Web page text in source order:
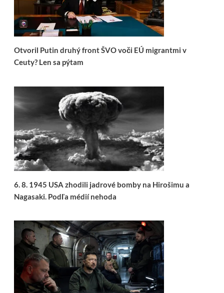
Otvoril Putin druhý front ŠVO voči EÚ migrantmi v
Ceuty? Len sa pýtam
6. 8. 1945 USA zhodili jadrové bomby na Hirošimu a
Nagasaki. Podľa médií nehoda